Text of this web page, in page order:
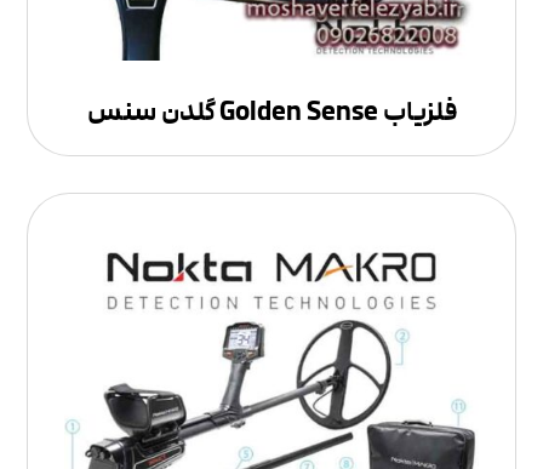
فلزیاب Golden Sense گلدن سنس